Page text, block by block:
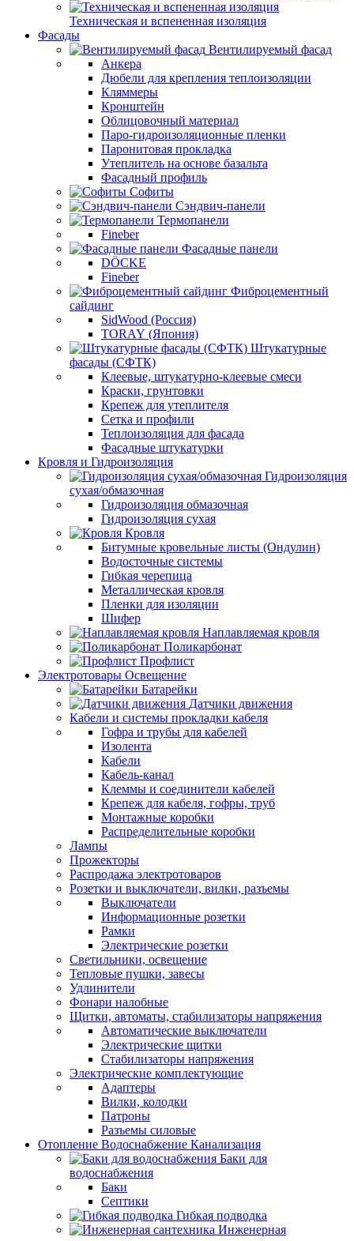
Техническая и вспененная изоляция
Фасады
Вентилируемый фасад
Анкера
Дюбели для крепления теплоизоляции
Кляммеры
Кронштейн
Облицовочный материал
Паро-гидроизоляционные пленки
Паронитовая прокладка
Утеплитель на основе базальта
Фасадный профиль
Софиты
Сэндвич-панели
Термопанели
Fineber
Фасадные панели
DÖCKE
Fineber
Фиброцементный
сайдинг
SidWood (Россия)
TORAY (Япония)
Штукатурные
фасады (СФТК)
Клеевые, штукатурно-клеевые смеси
Краски, грунтовки
Крепеж для утеплителя
Сетка и профили
Теплоизоляция для фасада
Фасадные штукатурки
Кровля и Гидроизоляция
Гидроизоляция
сухая/обмазочная
Гидроизоляция обмазочная
Гидроизоляция сухая
Кровля
Битумные кровельные листы (Ондулин)
Водосточные системы
Гибкая черепица
Металлическая кровля
Пленки для изоляции
Шифер
Наплавляемая кровля
Поликарбонат
Профлист
Электротовары Освещение
Батарейки
Датчики движения
Кабели и системы прокладки кабеля
Гофра и трубы для кабелей
Изолента
Кабели
Кабель-канал
Клеммы и соединители кабелей
Крепеж для кабеля, гофры, труб
Монтажные коробки
Распределительные коробки
Лампы
Прожекторы
Распродажа электротоваров
Розетки и выключатели, вилки, разъемы
Выключатели
Информационные розетки
Рамки
Электрические розетки
Светильники, освещение
Тепловые пушки, завесы
Удлинители
Фонари налобные
Щитки, автоматы, стабилизаторы напряжения
Автоматические выключатели
Электрические щитки
Стабилизаторы напряжения
Электрические комплектующие
Адаптеры
Вилки, колодки
Патроны
Разъемы силовые
Отопление Водоснабжение Канализация
Баки для
водоснабжения
Баки
Септики
Гибкая подводка
Инженерная